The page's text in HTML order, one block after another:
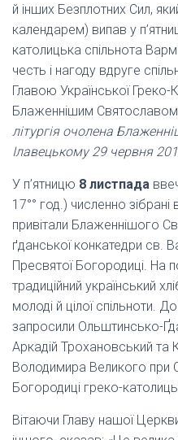
й інших Безплотних Сил,
календарем) випав у
католицька спільнота
честь і нагоду вдруге
Главою Української
Блаженнішим Святославом
літургія очолена
Ілавецькому 29 червня
У п’ятницю 8 листпада
17°° год.) численно
привітали Блаженнішого
ґданської конкатедри св.
Пресвятої Богородиці. На
традиційний український
молоді й цілої спільноти.
запросили Ольштинсько-
Аркадій Трохановський та
Володимира Великого при
Богородиці греко-
Вітаючи Главу нашої